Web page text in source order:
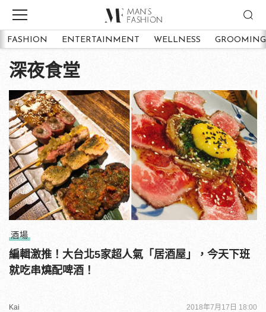
FASHION ENTERTAINMENT WELLNESS GROOMING
深夜食堂
酒場
編輯激推！大台北5家超人氣「居酒屋」，今天下班
就吃串燒配啤酒！
Kai 2018年7月17日 18:00